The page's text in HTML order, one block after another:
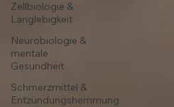
Zellbiologie &
Langlebigkeit
Neurobiologie &
mentale
Gesundheit
Schmerzmittel &
Entzündungshemmung